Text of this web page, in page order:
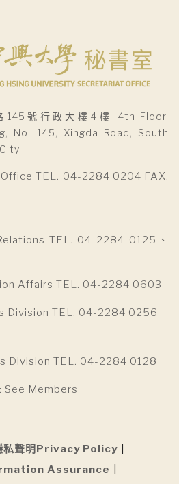
145號行政大樓4樓 4th Floor,
No. 145, Xingda Road, South
TEL. 04-2284 0204 FAX.
TEL. 04-2284 0125、
Affairs TEL. 04-2284 0603
TEL. 04-2284 0256
TEL. 04-2284 0128
See Members
私聲明Privacy Policy
Assurance